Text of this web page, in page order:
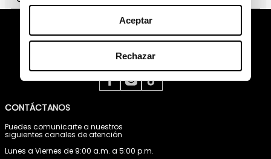
Aceptar
Rechazar
CONTÁCTANOS
Puedes comunicarte a nuestros
siguientes canales de atención
Lunes a Viernes de 9:00 a.m. a 5:00 p.m.